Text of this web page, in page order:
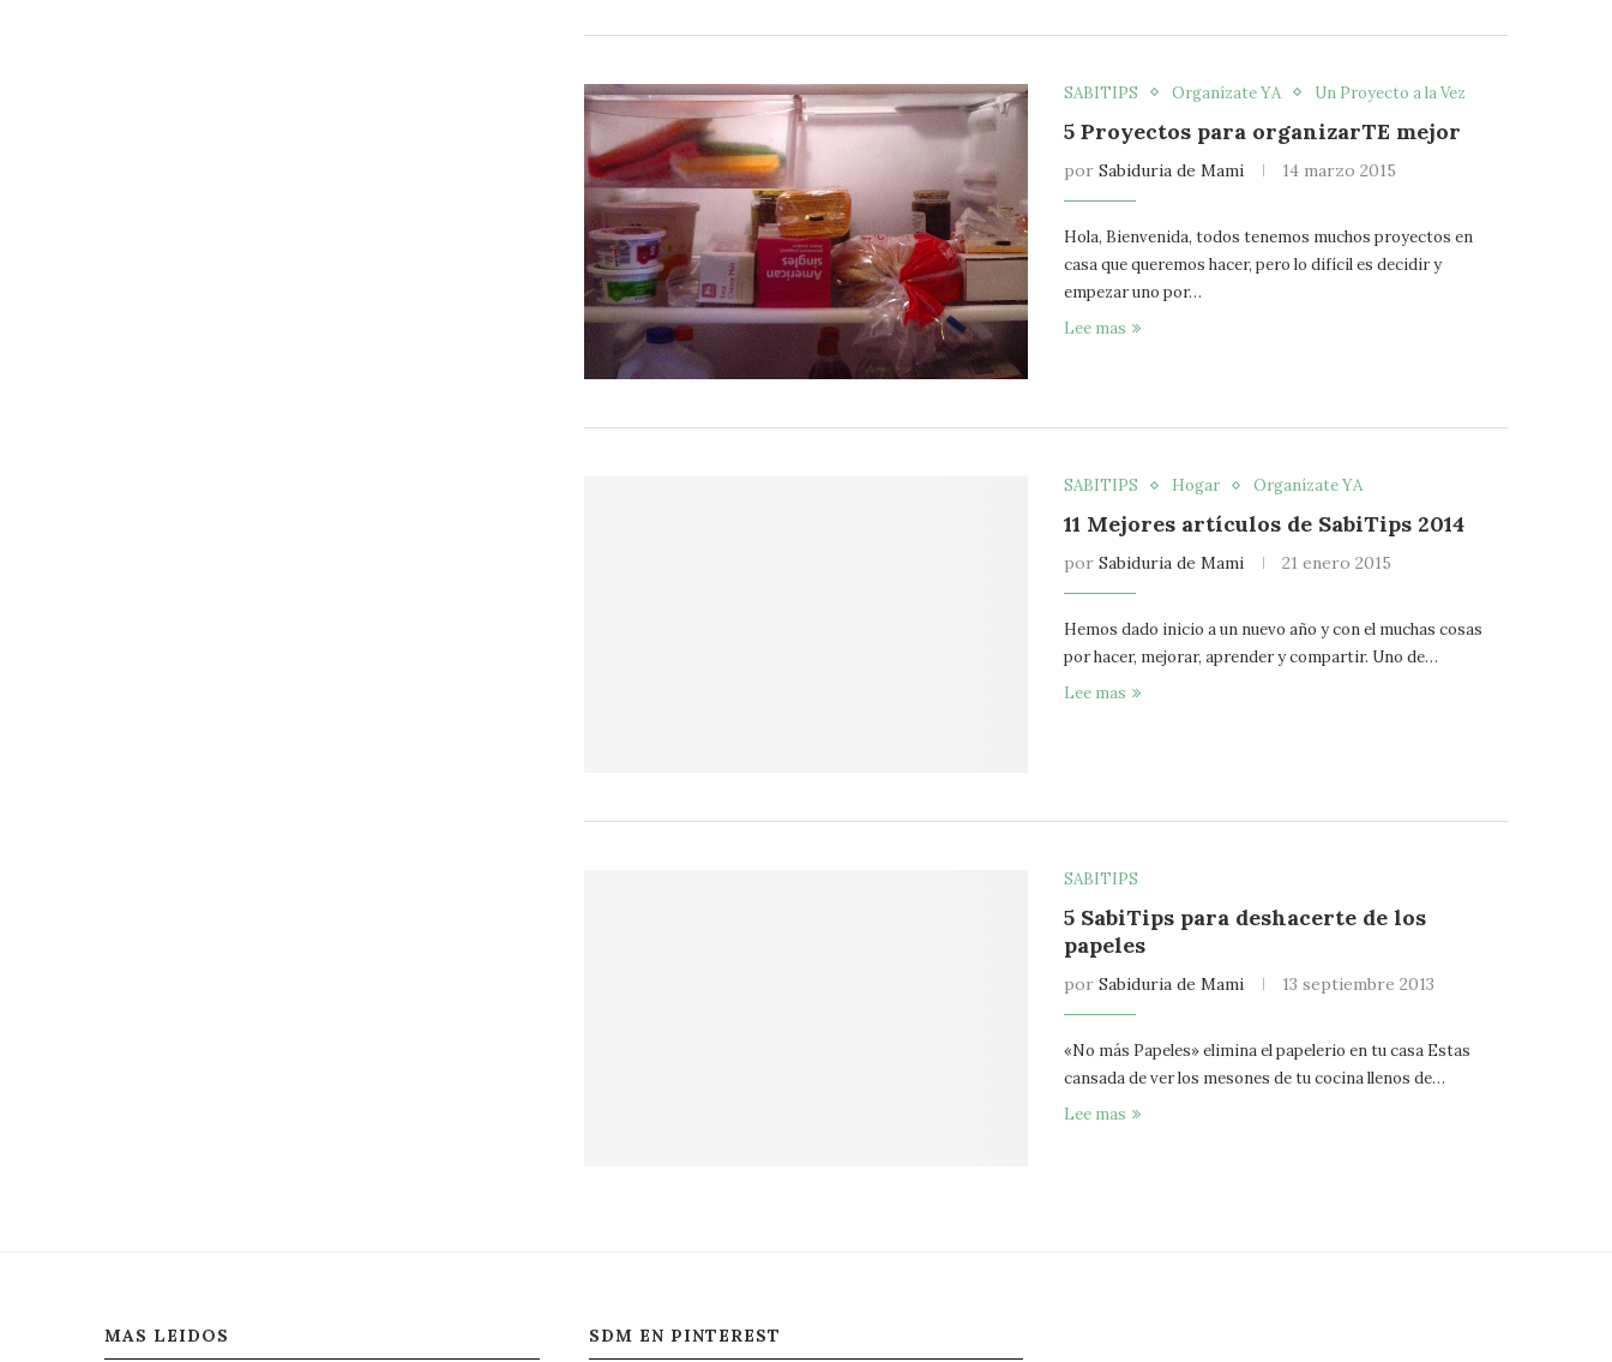
SABITIPS Organízate YA Un Proyecto a la Vez
5 Proyectos para organizarTE mejor
porSabiduria de Mami 14 marzo 2015
Hola, Bienvenida, todos tenemos muchos proyectos en
casa que queremos hacer, pero lo difícil es decidir y
empezar uno por…
Lee mas
SABITIPS Hogar Organízate YA
11 Mejores artículos de SabiTips 2014
porSabiduria de Mami 21 enero 2015
Hemos dado inicio a un nuevo año y con el muchas cosas
por hacer, mejorar, aprender y compartir. Uno de…
Lee mas
SABITIPS
5 SabiTips para deshacerte de los
papeles
porSabiduria de Mami 13 septiembre 2013
«No más Papeles» elimina el papelerio en tu casa Estas
cansada de ver los mesones de tu cocina llenos de…
Lee mas
MAS LEIDOS SDM EN PINTEREST